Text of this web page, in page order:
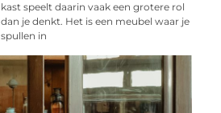
kast speelt daarin vaak een grotere rol
dan je denkt. Het is een meubel waar je
spullen in